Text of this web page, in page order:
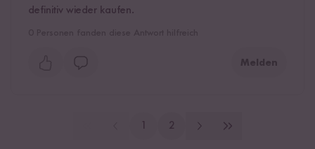
definitiv wieder kaufen.
Melden
2